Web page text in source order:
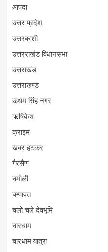
आपदा
उत्तर प्रदेश
उत्तरकाशी
उत्तरराखंड विधानसभा
उत्तराखंड
उत्तराखण्ड
ऊधम सिंह नगर
ऋषिकेश
क्राइम
खबर हटकर
गैरसैण
चमोली
चम्पावत
चलो चले देवभूमि
चारधाम
चारधाम यात्रा